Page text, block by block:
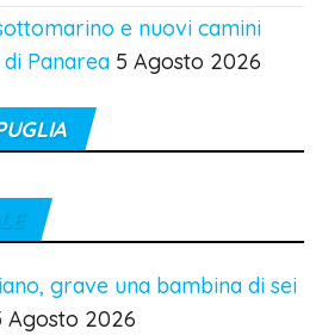
e nuovi camini
Panarea 5 Agosto 2026
grave una bambina di sei
Agosto 2026